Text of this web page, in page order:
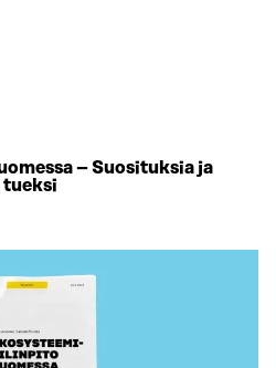
– Suosituksia ja
tueksi